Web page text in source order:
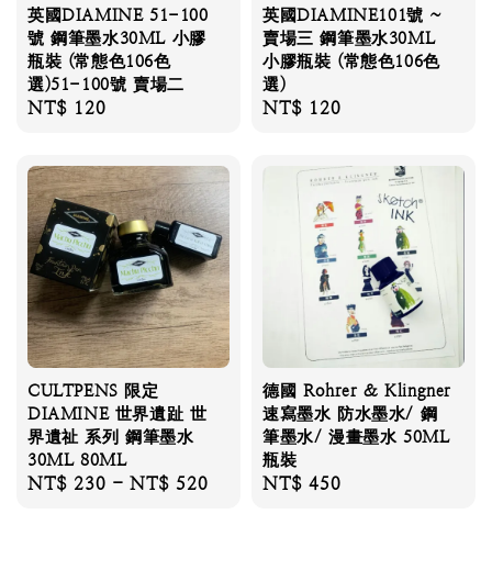
英國DIAMINE 51-100
號 鋼筆墨水30ML 小膠
瓶裝 (常態色106色
選)51-100號 賣場二
Regular
NT$ 120
英國DIAMINE101號 ~
賣場三 鋼筆墨水30ML
小膠瓶裝 (常態色106色
選)
Regular
NT$ 120
CULTPENS 限定
DIAMINE 世界遺趾 世
界遺祉 系列 鋼筆墨水
30ML 80ML
Regular
NT$ 230 -NT$ 520
德國 Rohrer & Klingner
速寫墨水 防水墨水/ 鋼
筆墨水/ 漫畫墨水 50ML
瓶裝
Regular
NT$ 450